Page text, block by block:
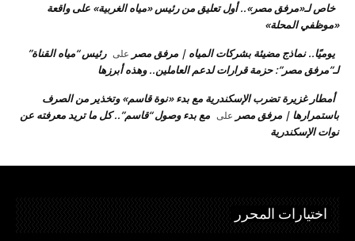
خاص لـ«مرفق مصر».. أول تعليق من رئيس «مياه الغربية» على واقعة
«موظفي المحلة»
يوميًا.. نماذج مضيئة بشركات المياه | مرفق مصر على رئيس “مياه القناة”
لـ”مرفق مصر”: حزمة قرارات لدعم العاملين.. وهذه أبرزها
أمطار غزيرة تضرب الإسكندرية مع بدء «نوة قاسم» وتخذير من الصرف
باستمرارها | مرفق مصر على مع بدء وصول “قاسم”.. كل ما تريد معرفته عن
نوات الإسكندرية
اختيارات المحرر